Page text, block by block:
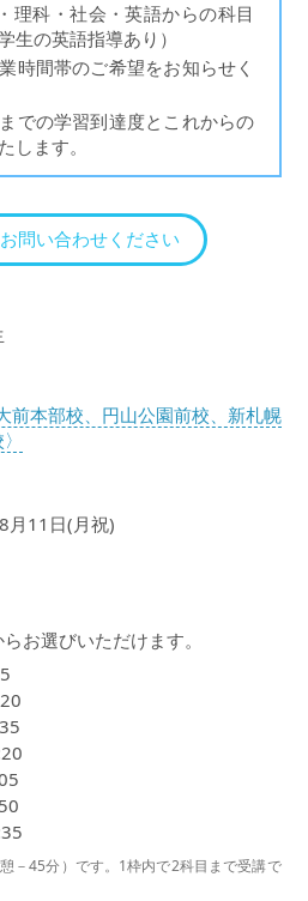
理科・社会・英語からの科目
生の英語指導あり）
時間帯のご希望をお知らせく
での学習到達度とこれからの
します。
問い合わせください
前本部校、円山公園前校、新札幌
月11日(月祝)
お選びいただけます。
－45分）です。1枠内で2科目まで受講で